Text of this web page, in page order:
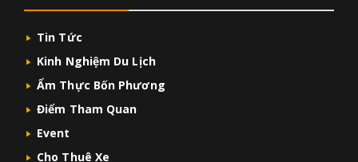
Tin Tức
Kinh Nghiệm Du Lịch
Ẩm Thực Bốn Phương
Điểm Tham Quan
Event
Cho Thuê Xe